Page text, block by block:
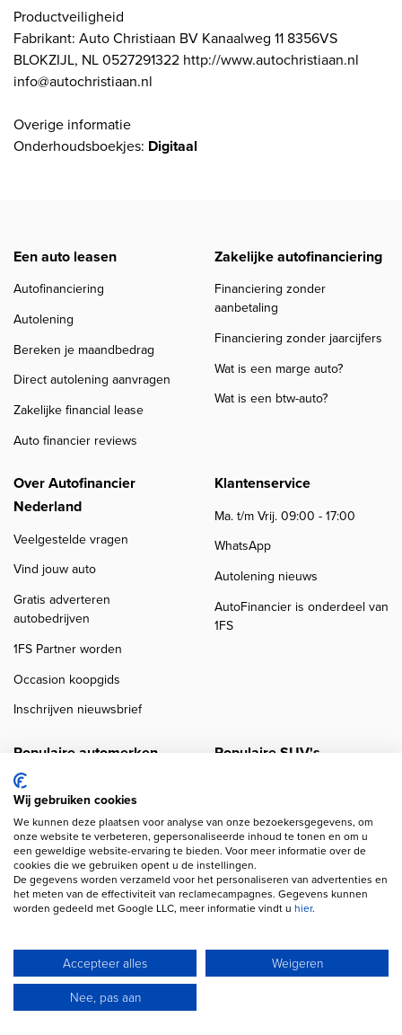
Productveiligheid
Fabrikant: Auto Christiaan BV Kanaalweg 11 8356VS
BLOKZIJL, NL 0527291322 http://www.autochristiaan.nl
info@autochristiaan.nl
Overige informatie
Onderhoudsboekjes: Digitaal
Een auto leasen
Autofinanciering
Autolening
Bereken je maandbedrag
Direct autolening aanvragen
Zakelijke financial lease
Auto financier reviews
Zakelijke autofinanciering
Financiering zonder
aanbetaling
Financiering zonder jaarcijfers
Wat is een marge auto?
Wat is een btw-auto?
Over Autofinancier
Nederland
Veelgestelde vragen
Vind jouw auto
Gratis adverteren
autobedrijven
1FS Partner worden
Occasion koopgids
Inschrijven nieuwsbrief
Klantenservice
Ma. t/m Vrij. 09:00 - 17:00
WhatsApp
Autolening nieuws
AutoFinancier is onderdeel van
1FS
Populaire automerken
Autolening Volkswagen
Autolening Mercedes
Autolening Audi
Autolening BMW
Autolening Ford
Populaire SUV's
Autofinanciering VW Tiguan
Autofinanciering Cupra
Formentor
Autofinanciering VW T-Roc
Populaire EV's
Tesla Model 3 leasen
Populaire modellen
Wij gebruiken cookies
We kunnen deze plaatsen voor analyse van onze bezoekersgegevens, om
onze website te verbeteren, gepersonaliseerde inhoud te tonen en om u
een geweldige website-ervaring te bieden. Voor meer informatie over de
cookies die we gebruiken opent u de instellingen.
De gegevens worden verzameld voor het personaliseren van advertenties en
het meten van de effectiviteit van reclamecampagnes. Gegevens kunnen
worden gedeeld met Google LLC, meer informatie vindt u hier.
Accepteer alles
Weigeren
Nee, pas aan